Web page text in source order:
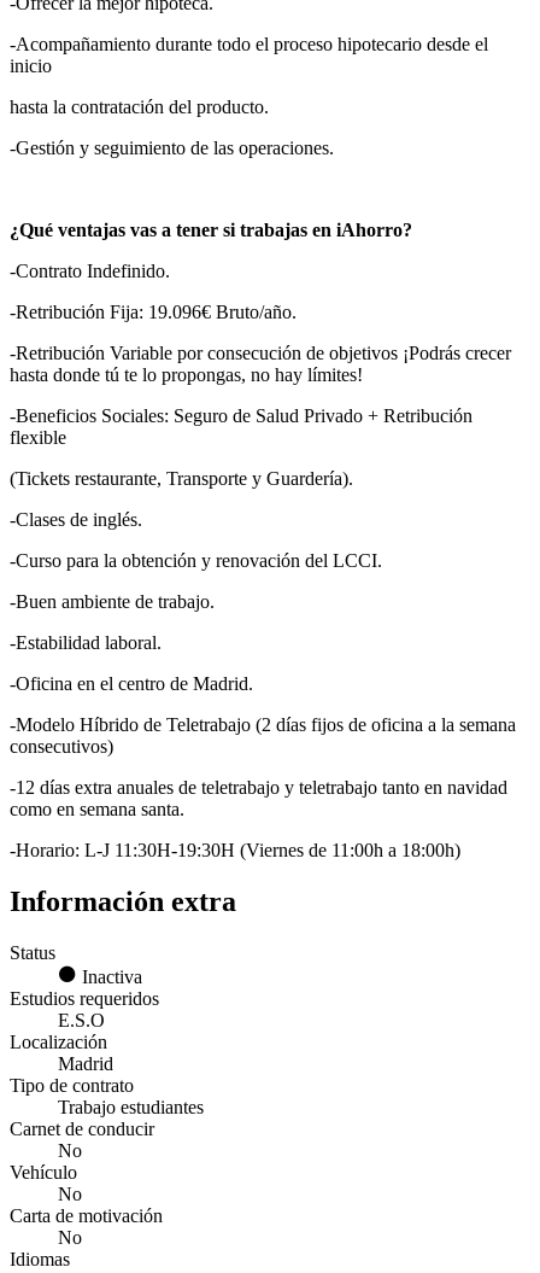
-Acompañamiento durante todo el proceso hipotecario desde el
inicio
hasta la contratación del producto.
-Gestión y seguimiento de las operaciones.
¿Qué ventajas vas a tener si trabajas en iAhorro?
-Contrato Indefinido.
-Retribución Fija: 19.096€ Bruto/año.
-Retribución Variable por consecución de objetivos ¡Podrás crecer
hasta donde tú te lo propongas, no hay límites!
-Beneficios Sociales: Seguro de Salud Privado + Retribución
flexible
(Tickets restaurante, Transporte y Guardería).
-Clases de inglés.
-Curso para la obtención y renovación del LCCI.
-Buen ambiente de trabajo.
-Estabilidad laboral.
-Oficina en el centro de Madrid.
-Modelo Híbrido de Teletrabajo (2 días fijos de oficina a la semana
consecutivos)
-12 días extra anuales de teletrabajo y teletrabajo tanto en navidad
como en semana santa.
-Horario: L-J 11:30H-19:30H (Viernes de 11:00h a 18:00h)
Información extra
Status
Inactiva
Estudios requeridos
E.S.O
Localización
Madrid
Tipo de contrato
Trabajo estudiantes
Carnet de conducir
No
Vehículo
No
Carta de motivación
No
Idiomas